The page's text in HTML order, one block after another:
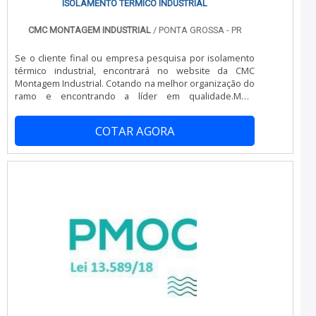
ISOLAMENTO TÉRMICO INDUSTRIAL
CMC MONTAGEM INDUSTRIAL/ PONTA GROSSA - PR
Se o cliente final ou empresa pesquisa por isolamento
térmico industrial, encontrará no website da CMC
Montagem Industrial. Cotando na melhor organização do
ramo e encontrando a líder em qualidade.MAIS
alguém procurar por isolamento térmico tipo industrial
em uma empresa altamente qualificada, vai até o site da
CMC Montagem Industrial. Atuando com separador de
líquido 0º e congelamento de tubulação de água,
benefício, detalhes que passam despercebidos e
podem gerar prejuízo futuros para os clientes.É
importante lembrar que o serviço deve sempre ser
prestado por empresas especializadas no segmento.
Esse tipo de cuidado ajuda a garantir a qualidade e
assertividade do serviço, além de evitar prejuízos com
imprevistos e execuções mal elaboradas. Assim, é
COTAR AGORA